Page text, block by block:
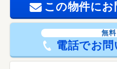
この物件に
無料
電話でお